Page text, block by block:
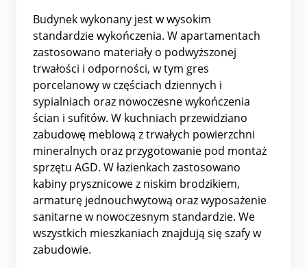
Budynek wykonany jest w wysokim
standardzie wykończenia. W apartamentach
zastosowano materiały o podwyższonej
trwałości i odporności, w tym gres
porcelanowy w częściach dziennych i
sypialniach oraz nowoczesne wykończenia
ścian i sufitów. W kuchniach przewidziano
zabudowę meblową z trwałych powierzchni
mineralnych oraz przygotowanie pod montaż
sprzętu AGD. W łazienkach zastosowano
kabiny prysznicowe z niskim brodzikiem,
armaturę jednouchwytową oraz wyposażenie
sanitarne w nowoczesnym standardzie. We
wszystkich mieszkaniach znajdują się szafy w
zabudowie.